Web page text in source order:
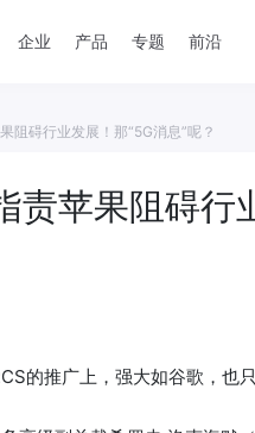
企业 产品 专题 前沿
阻碍行业发展！那“5G消息”呢？
责苹果阻碍行
的推广上，强大如谷歌，也